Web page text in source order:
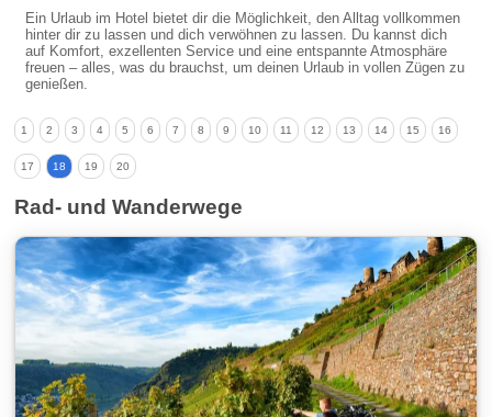
Ein Urlaub im Hotel bietet dir die Möglichkeit, den Alltag vollkommen
hinter dir zu lassen und dich verwöhnen zu lassen. Du kannst dich
auf Komfort, exzellenten Service und eine entspannte Atmosphäre
freuen – alles, was du brauchst, um deinen Urlaub in vollen Zügen zu
genießen.
1 2 3 4 5 6 7 8 9 10 11 12 13 14 15 16
17 18 19 20
Rad- und Wanderwege